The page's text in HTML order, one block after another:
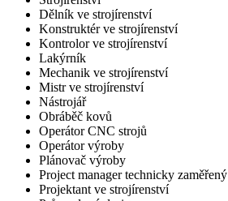
Dělník ve strojírenství
Konstruktér ve strojírenství
Kontrolor ve strojírenství
Lakýrník
Mechanik ve strojírenství
Mistr ve strojírenství
Nástrojář
Obráběč kovů
Operátor CNC strojů
Operátor výroby
Plánovač výroby
Project manager technicky zaměřený
Projektant ve strojírenství